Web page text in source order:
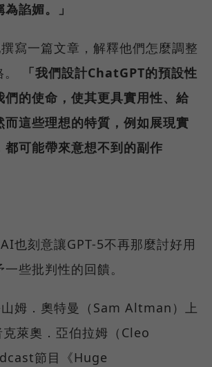
諂媚。」
寫一篇文章，解釋他們怎麼調整
「我們設計ChatGPT的預設性
們的使命，使其更具實用性、給
而這些理想的特質，例如展現實
都可能帶來意想不到的副作
也刻意讓GPT-5不再那麼討好用
些批判性的回饋。
姆．奧特曼（Sam Altman）上
萊奧．亞伯拉姆（Cleo
節目《Huge